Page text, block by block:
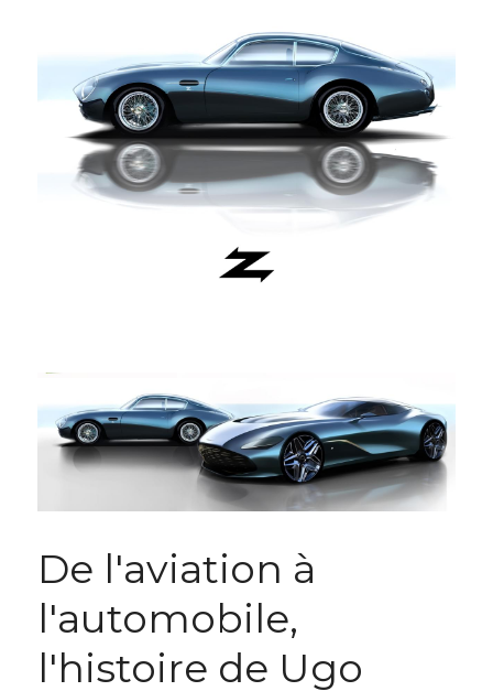
De l'aviation à
l'automobile,
l'histoire de Ugo